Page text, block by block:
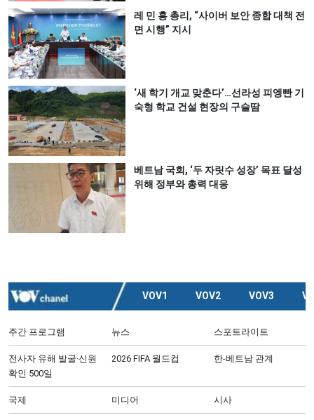
레 민 흥 총리, “사이버 보안 종합 대책 전
면 시행” 지시
‘새 학기 개교 맞춘다’…선라성 피엥빤 기
숙형 학교 건설 현장의 구슬땀
베트남 국회, ‘두 자릿수 성장’ 목표 달성
위해 정부와 총력 대응
VOV1 VOV2 VOV3
주간 프로그램 뉴스 스포트라이트
전사자 유해 발굴·신원
확인 500일
2026 FIFA 월드컵 한-베트남 관계
국제 미디어 시사